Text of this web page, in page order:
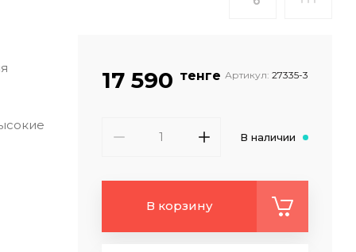
17 590 тенге Артикул: 27335-3
В наличии
В корзину